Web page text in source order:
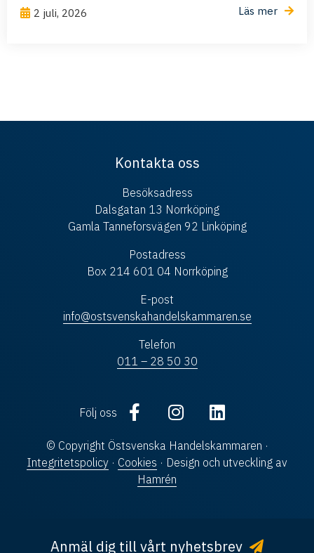
2 juli, 2026 Läs mer
Kontakta oss
Besöksadress
Dalsgatan 13 Norrköping
Gamla Tanneforsvägen 92 Linköping
Postadress
Box 214 601 04 Norrköping
E-post
info@ostsvenskahandelskammaren.se
Telefon
011 – 28 50 30
Följ oss
© Copyright Östsvenska Handelskammaren ·
Integritetspolicy · Cookies · Design och utveckling av
Hamrén
Anmäl dig till vårt nyhetsbrev